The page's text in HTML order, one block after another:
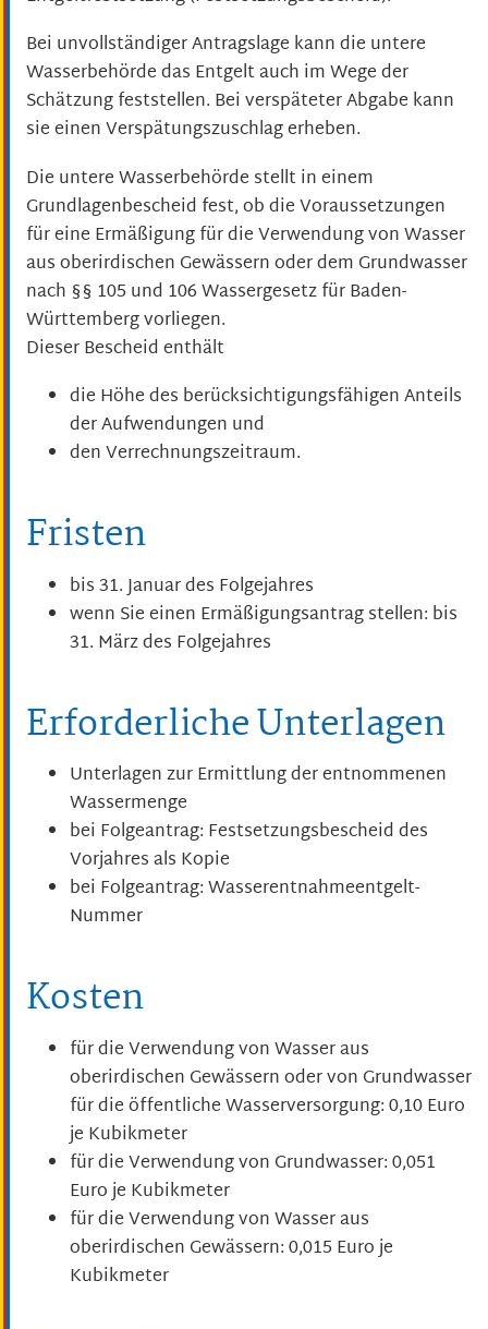
Bei unvollständiger Antragslage kann die untere
Wasserbehörde das Entgelt auch im Wege der
Schätzung feststellen. Bei verspäteter Abgabe kann
sie einen Verspätungszuschlag erheben.
Die untere Wasserbehörde stellt in einem
Grundlagenbescheid fest, ob die Voraussetzungen
für eine Ermäßigung für die Verwendung von Wasser
aus oberirdischen Gewässern oder dem Grundwasser
nach §§ 105 und 106 Wassergesetz für Baden-
Württemberg vorliegen.
Dieser Bescheid enthält
die Höhe des berücksichtigungsfähigen Anteils
der Aufwendungen und
den Verrechnungszeitraum.
Fristen
bis 31. Januar des Folgejahres
wenn Sie einen Ermäßigungsantrag stellen: bis
31. März des Folgejahres
Erforderliche Unterlagen
Unterlagen zur Ermittlung der entnommenen
Wassermenge
bei Folgeantrag: Festsetzungsbescheid des
Vorjahres als Kopie
bei Folgeantrag: Wasserentnahmeentgelt-
Nummer
Kosten
für die Verwendung von Wasser aus
oberirdischen Gewässern oder von Grundwasser
für die öffentliche Wasserversorgung: 0,10 Euro
je Kubikmeter
für die Verwendung von Grundwasser: 0,051
Euro je Kubikmeter
für die Verwendung von Wasser aus
oberirdischen Gewässern: 0,015 Euro je
Kubikmeter